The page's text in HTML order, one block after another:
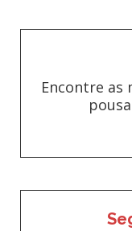
Encontre as